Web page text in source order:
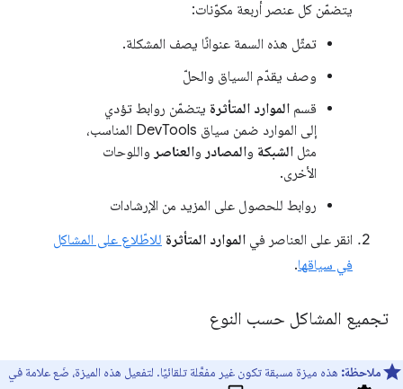
يتضمّن كل عنصر أربعة مكوّنات:
تمثّل هذه السمة عنوانًا يصف المشكلة.
وصف يقدّم السياق والحلّ
قسم الموارد المتأثرة يتضمّن روابط تؤدي
إلى الموارد ضمن سياق DevTools المناسب،
مثل الشبكة والمصادر والعناصر واللوحات
الأخرى.
روابط للحصول على المزيد من الإرشادات
انقر على العناصر في الموارد المتأثرة للاطّلاع على المشاكل
في سياقها.
تجميع المشاكل حسب النوع
ملاحظة: هذه ميزة مسبقة تكون غير مفعَّلة تلقائيًا. لتفعيل هذه الميزة، ضَع علامة في